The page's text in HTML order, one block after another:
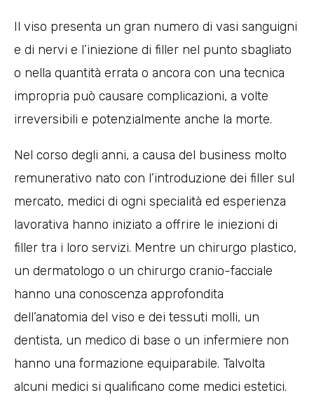
Il viso presenta un gran numero di vasi sanguigni
e di nervi e l’iniezione di filler nel punto sbagliato
o nella quantità errata o ancora con una tecnica
impropria può causare complicazioni, a volte
irreversibili e potenzialmente anche la morte.
Nel corso degli anni, a causa del business molto
remunerativo nato con l’introduzione dei filler sul
mercato, medici di ogni specialità ed esperienza
lavorativa hanno iniziato a offrire le iniezioni di
filler tra i loro servizi. Mentre un chirurgo plastico,
un dermatologo o un chirurgo cranio-facciale
hanno una conoscenza approfondita
dell’anatomia del viso e dei tessuti molli, un
dentista, un medico di base o un infermiere non
hanno una formazione equiparabile. Talvolta
alcuni medici si qualificano come medici estetici.